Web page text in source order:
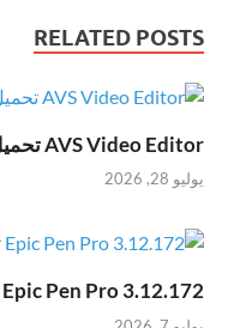
RELATED POSTS
AVS Video Editor تحميل مجاني
يوليو 28, 2026
Epic Pen Pro 3.12.172 تحميل مجاني